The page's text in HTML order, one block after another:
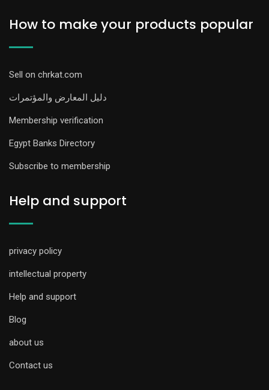
How to make your products popular
Sell on chrkat.com
دليل المعارض والمؤتمرات
Membership verification
Egypt Banks Directory
Subscribe to membership
Help and support
privacy policy
intellectual property
Help and support
Blog
about us
Contact us